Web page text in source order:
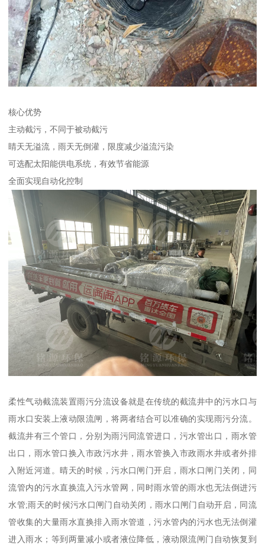
核心优势
主动截污，不同于被动截污
睛天无溢流，雨天无倒灌，限度减少溢流污染
可选配太阳能供电系统，有效节省能源
全面实现自动化控制
柔性气动截流装置雨污分流设备就是在传统的截流井中的污水口与
雨水口安装上液动限流闸，将两者结合可以准确的实现雨污分流。
截流井有三个管口，分别为雨污同流管进口，污水管出口，雨水管
出口，雨水管口换入市政污水井，雨水管换入市政雨水井或者外排
入附近河道。晴天的时候，污水口闸门开启，雨水口闸门关闭，同
流管内的污水直换流入污水管网，同时雨水管的雨水也无法倒进污
水管;雨天的时候污水口闸门自动关闭，雨水口闸门自动开启，同流
管收集的大量雨水直换排入雨水管道，污水管内的污水也无法倒灌
进入雨水；等到两量减小或者液位降低，液动限流闸门自动恢复到